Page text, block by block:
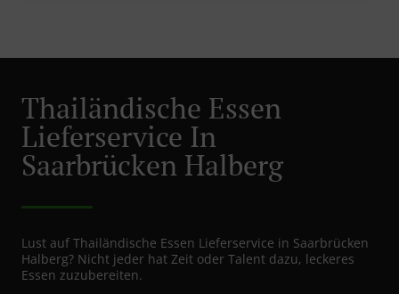
Thailändische Essen
Lieferservice In
Saarbrücken Halberg
Lust auf Thailändische Essen Lieferservice in Saarbrücken
Halberg? Nicht jeder hat Zeit oder Talent dazu, leckeres
Essen zuzubereiten.